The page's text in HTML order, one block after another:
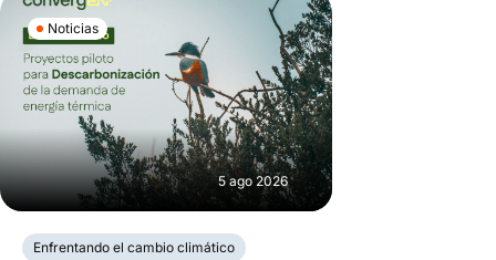
Noticias
5 ago 2026
Enfrentando el cambio climático